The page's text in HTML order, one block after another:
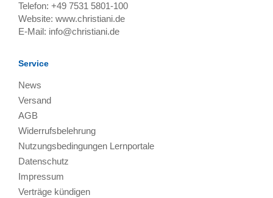
Telefon: +49 7531 5801-100
Website: www.christiani.de
E-Mail: info@christiani.de
Service
News
Versand
AGB
Widerrufsbelehrung
Nutzungsbedingungen Lernportale
Datenschutz
Impressum
Verträge kündigen